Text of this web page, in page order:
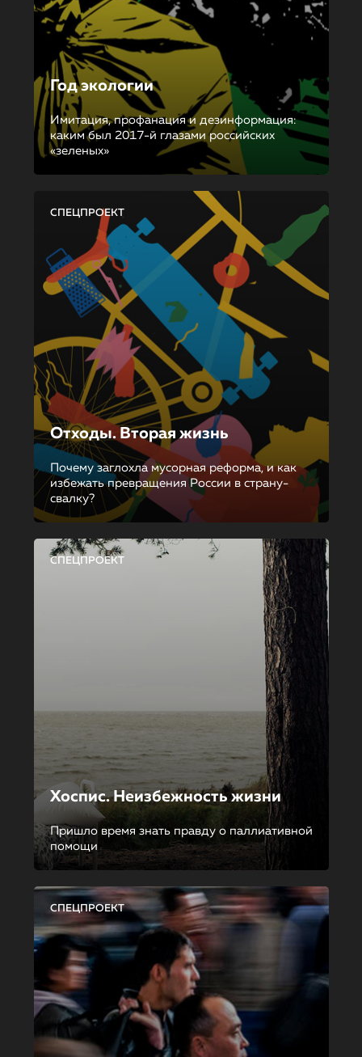
Год экологии
Имитация, профанация и дезинформация:
каким был 2017-й глазами российских
«зеленых»
СПЕЦПРОЕКТ
Отходы. Вторая жизнь
Почему заглохла мусорная реформа, и как
избежать превращения России в страну-
свалку?
СПЕЦПРОЕКТ
Хоспис. Неизбежность жизни
Пришло время знать правду о паллиативной
помощи
СПЕЦПРОЕКТ